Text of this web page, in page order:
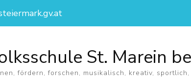
St. Marein
fördern, forschen, musikalisch, kreativ,